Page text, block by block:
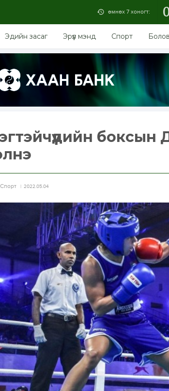
өмнөх 7 хоногт:
Эдийн засаг Эрүүл мэнд Спорт
2022.05.04